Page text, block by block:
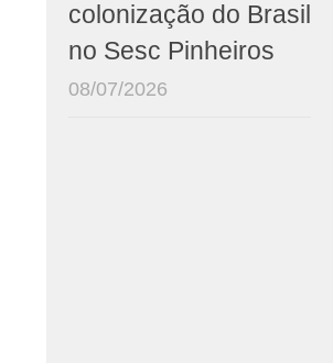
colonização do Brasil
no Sesc Pinheiros
08/07/2026